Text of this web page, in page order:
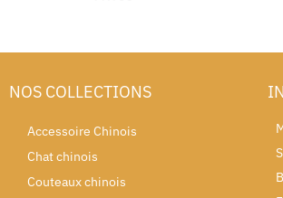
NOS COLLECTIONS
Accessoire Chinois
Chat chinois
Couteaux chinois